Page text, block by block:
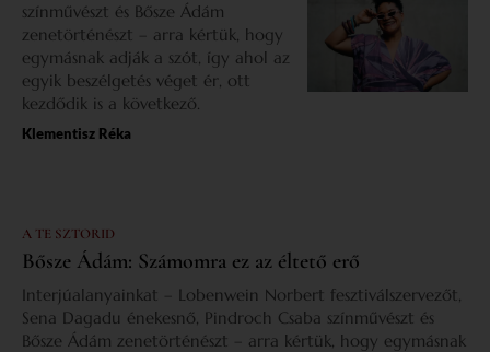
színművészt és Bősze Ádám
zenetörténészt – arra kértük, hogy
egymásnak adják a szót, így ahol az
egyik beszélgetés véget ér, ott
kezdődik is a következő.
Klementisz Réka
A TE SZTORID
Bősze Ádám: Számomra ez az éltető erő
Interjúalanyainkat – Lobenwein Norbert fesztiválszervezőt,
Sena Dagadu énekesnő, Pindroch Csaba színművészt és
Bősze Ádám zenetörténészt – arra kértük, hogy egymásnak